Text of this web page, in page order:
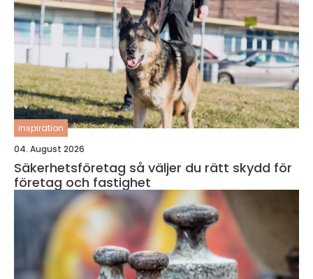
inspiration
04. August 2026
Säkerhetsföretag så väljer du rätt skydd för
företag och fastighet